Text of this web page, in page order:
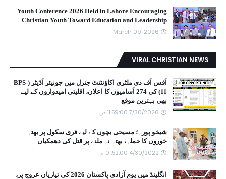
Youth Conference 2026 Held in Lahore Encouraging
Christian Youth Toward Education and Leadership
March 09, 2026
VIRAL CHRISTIAN NEWS
آفس آف دی ملٹری اکاؤنٹنٹ جنرل میں جونیئر آڈیٹر (BPS-
11) کی 274 آسامیوں کا اعلان، اقلیتی امیدواروں کے لیے
بھی بہترین موقع
7/30/2026 11:59:00 ص
شیخو پورہ؛ مسیحی بچوں کے لیے فری سکول پر بھتہ
خوروں کا حملہ، بھتہ نہ ملنے پر قتل کی دھمکیاں
4/30/2022 01:52:00 م
انگلینڈ میں یومِ آزادی پاکستان 2026 کی تیاریاں عروج پر،